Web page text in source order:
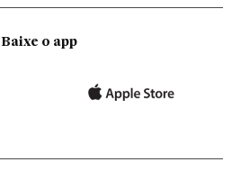
Baixe o app